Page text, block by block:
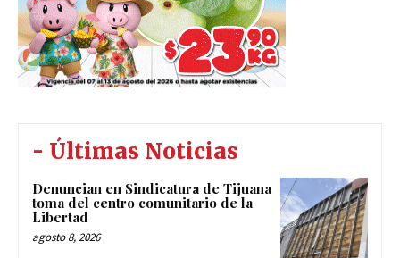
- Últimas Noticias
Denuncian en Sindicatura de Tijuana
toma del centro comunitario de la
Libertad
agosto 8, 2026